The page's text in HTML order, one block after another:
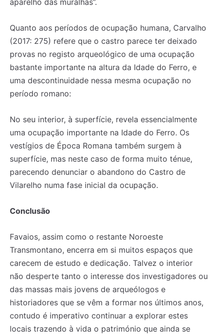
Quanto aos períodos de ocupação humana, Carvalho
(2017: 275) refere que o castro parece ter deixado
provas no registo arqueológico de uma ocupação
bastante importante na altura da Idade do Ferro, e
uma descontinuidade nessa mesma ocupação no
período romano:
No seu interior, à superfície, revela essencialmente
uma ocupação importante na Idade do Ferro. Os
vestígios de Época Romana também surgem à
superfície, mas neste caso de forma muito ténue,
parecendo denunciar o abandono do Castro de
Vilarelho numa fase inicial da ocupação.
Conclusão
Favaios, assim como o restante Noroeste
Transmontano, encerra em si muitos espaços que
carecem de estudo e dedicação. Talvez o interior
não desperte tanto o interesse dos investigadores ou
das massas mais jovens de arqueólogos e
historiadores que se vêm a formar nos últimos anos,
contudo é imperativo continuar a explorar estes
locais trazendo à vida o património que ainda se